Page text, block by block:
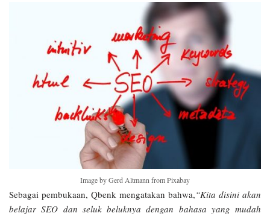
Image by Gerd Altmann from Pixabay
Sebagai pembukaan, Qbenk mengatakan bahwa,“Kita disini akan
belajar SEO dan seluk beluknya dengan bahasa yang mudah